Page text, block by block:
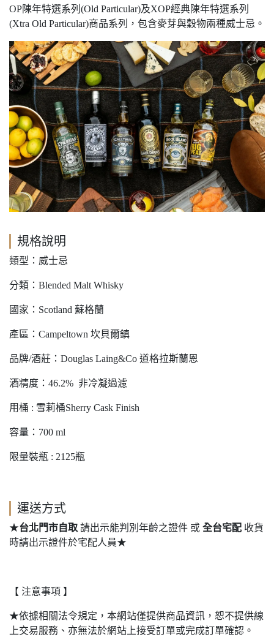
OP陳年特選系列(Old Particular)及XOP經典陳年特選系列
(Xtra Old Particular)商品系列，包含麥芽與穀物兩種威士忌。
規格說明
類型：威士忌
分類：Blended Malt Whisky
國家：Scotland 蘇格蘭
產區：Campeltown 坎貝爾鎮
品牌/酒莊：Douglas Laing&Co 道格拉斯蘭恩
酒精度：46.2% 非冷凝過濾
用桶 : 雪莉桶Sherry Cask Finish
容量：700 ml
限量裝瓶 : 2125瓶
運送方式
★台北門市自取 請出示能判別年齡之證件 或 全台宅配 收貨
時請出示證件於宅配人員★
【 注意事項 】
★依據相關法令規定，本網站僅提供商品資訊，恕不提供線
上交易服務、亦無法於網站上接受訂單或完成訂單確認。